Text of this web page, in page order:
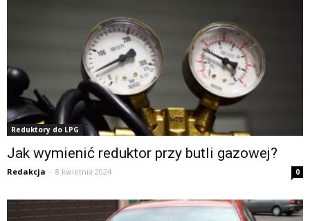
Reduktory do LPG
Jak wymienić reduktor przy butli gazowej?
Redakcja - 8 kwietnia 2024 0